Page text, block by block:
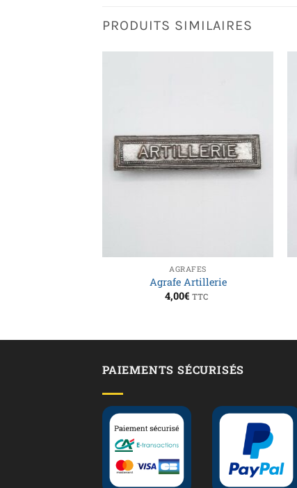
PRODUITS SIMILAIRES
AGRAFES
Agrafe Artillerie
4,00€ TTC
PAIEMENTS SÉCURISÉS